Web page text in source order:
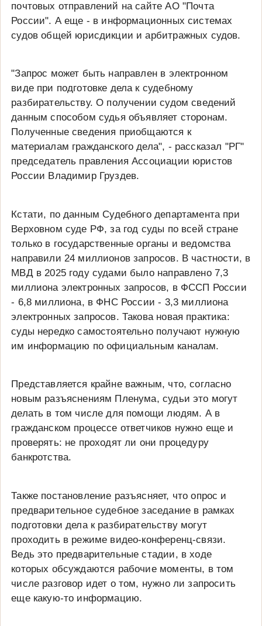
почтовых отправлений на сайте АО "Почта
России". А еще - в информационных системах
судов общей юрисдикции и арбитражных судов.
"Запрос может быть направлен в электронном
виде при подготовке дела к судебному
разбирательству. О получении судом сведений
данным способом судья объявляет сторонам.
Полученные сведения приобщаются к
материалам гражданского дела", - рассказал "РГ"
председатель правления Ассоциации юристов
России Владимир Груздев.
Кстати, по данным Судебного департамента при
Верховном суде РФ, за год суды по всей стране
только в государственные органы и ведомства
направили 24 миллионов запросов. В частности, в
МВД в 2025 году судами было направлено 7,3
миллиона электронных запросов, в ФССП России
- 6,8 миллиона, в ФНС России - 3,3 миллиона
электронных запросов. Такова новая практика:
суды нередко самостоятельно получают нужную
им информацию по официальным каналам.
Представляется крайне важным, что, согласно
новым разъяснениям Пленума, судьи это могут
делать в том числе для помощи людям. А в
гражданском процессе ответчиков нужно еще и
проверять: не проходят ли они процедуру
банкротства.
Также постановление разъясняет, что опрос и
предварительное судебное заседание в рамках
подготовки дела к разбирательству могут
проходить в режиме видео-конференц-связи.
Ведь это предварительные стадии, в ходе
которых обсуждаются рабочие моменты, в том
числе разговор идет о том, нужно ли запросить
еще какую-то информацию.